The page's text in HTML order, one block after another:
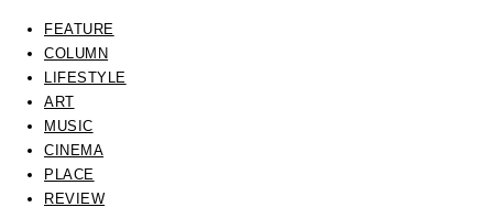
FEATURE
COLUMN
LIFESTYLE
ART
MUSIC
CINEMA
PLACE
REVIEW